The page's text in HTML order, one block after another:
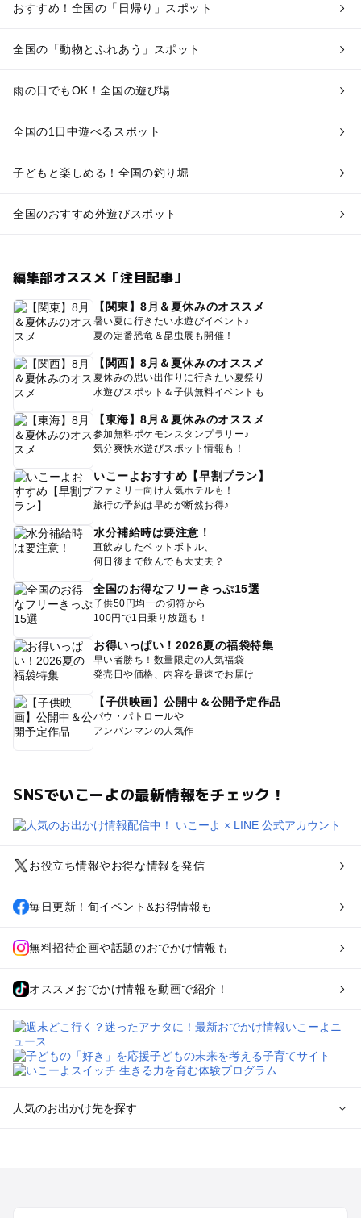
おすすめ！全国の「日帰り」スポット
全国の「動物とふれあう」スポット
雨の日でもOK！全国の遊び場
全国の1日中遊べるスポット
子どもと楽しめる！全国の釣り堀
全国のおすすめ外遊びスポット
編集部オススメ「注目記事」
【関東】8月＆夏休みのオススメ
暑い夏に行きたい水遊びイベント♪
夏の定番恐竜＆昆虫展も開催！
【関西】8月＆夏休みのオススメ
夏休みの思い出作りに行きたい夏祭り
水遊びスポット＆子供無料イベントも
【東海】8月＆夏休みのオススメ
参加無料ポケモンスタンプラリー♪
気分爽快水遊びスポット情報も！
いこーよおすすめ【早割プラン】
ファミリー向け人気ホテルも！
旅行の予約は早めが断然お得♪
水分補給時は要注意！
直飲みしたペットボトル、
何日後まで飲んでも大丈夫？
全国のお得なフリーきっぷ15選
子供50円均一の切符から
100円で1日乗り放題も！
お得いっぱい！2026夏の福袋特集
早い者勝ち！数量限定の人気福袋
発売日や価格、内容を最速でお届け
【子供映画】公開中＆公開予定作品
パウ・パトロールや
アンパンマンの人気作
SNSでいこーよの最新情報をチェック！
お役立ち情報やお得な情報を発信
毎日更新！旬イベント&お得情報も
無料招待企画や話題のおでかけ情報も
オススメおでかけ情報を動画で紹介！
人気のお出かけ先を探す